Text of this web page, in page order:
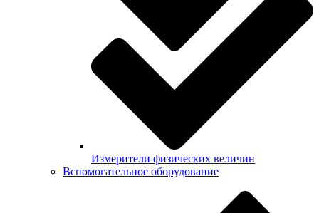
Измерители физических величин
Вспомогательное оборудование